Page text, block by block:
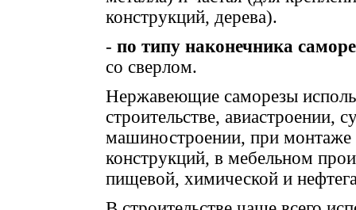
конструкций, дерева).
- по типу наконечника
со сверлом.
Нержавеющие саморезы
строительстве, авиастроении,
машиностроении, при
конструкций, в мебельном
пищевой, химической и